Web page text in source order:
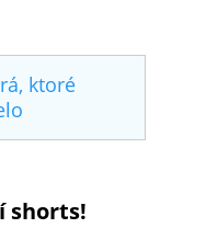
ktoré
shorts!